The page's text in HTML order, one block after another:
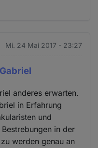
Mi. 24 Mai 2017 - 23:27
anderes erwarten.
in Erfahrung
und
in der
werden genau an